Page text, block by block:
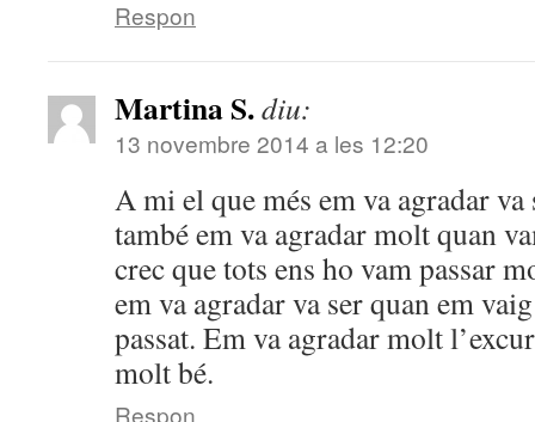
Respon
Martina S.diu:
13 novembre 2014 a les 12:20
A mi el que més em va agradar
també em va agradar molt quan
crec que tots ens ho vam passar
em va agradar va ser quan em
passat. Em va agradar molt
molt bé.
Respon